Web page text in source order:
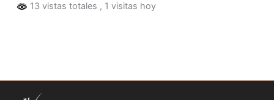
13 vistas totales , 1 visitas hoy